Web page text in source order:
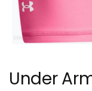
Under